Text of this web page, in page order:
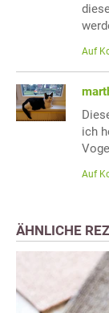
Auf
ich
Auf
ÄHNLICHE